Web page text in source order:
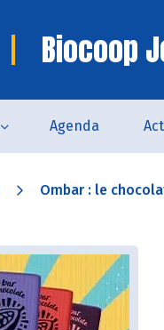
Biocoop
Agenda
Ombar : le